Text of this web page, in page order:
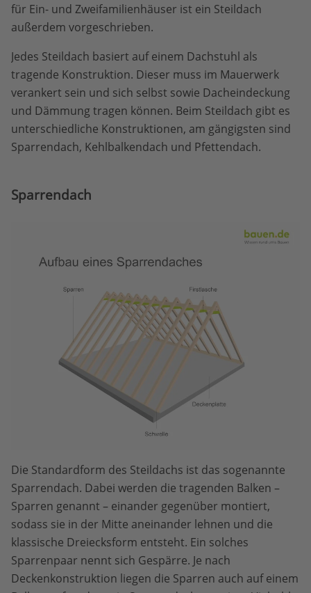
für Ein- und Zweifamilienhäuser ist ein Steildach
außerdem vorgeschrieben.
Jedes Steildach basiert auf einem Dachstuhl als
tragende Konstruktion. Dieser muss im Mauerwerk
verankert sein und sich selbst sowie Dacheindeckung
und Dämmung tragen können. Beim Steildach gibt es
unterschiedliche Konstruktionen, am gängigsten sind
Sparrendach, Kehlbalkendach und Pfettendach.
Sparrendach
Die Standardform des Steildachs ist das sogenannte
Sparrendach. Dabei werden die tragenden Balken –
Sparren genannt – einander gegenüber montiert,
sodass sie in der Mitte aneinander lehnen und die
klassische Dreiecksform entsteht. Ein solches
Sparrenpaar nennt sich Gespärre. Je nach
Deckenkonstruktion liegen die Sparren auch auf einem